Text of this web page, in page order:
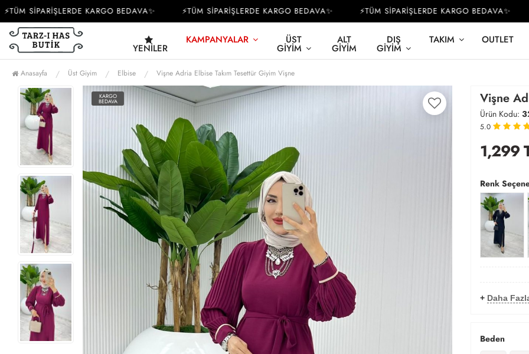
SİPARİŞLERDE KARGO BEDAVA✨ ⚡TÜM SİPARİŞLERDE KARGO BEDAVA✨ ⚡TÜM SİPARİŞLERDE KARGO BEDAVA✨
YENILER
KAMPANYALAR ÜST
GIYIM
ALT
GIYIM
DIŞ
GIYIM
TAKIM OUTLET
Anasayfa Üst Giyim Elbise Vişne Adria Elbise Takım Tesettür Giyim Vişne
KARGO
BEDAVA Vişne
Ürün Kodu:
5.0
1,299
Renk
+ Daha
Beden